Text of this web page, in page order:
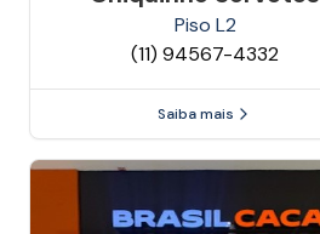
Piso L2
(11) 94567-4332
Saiba mais